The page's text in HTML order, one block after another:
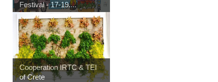
Festival - 17-19....
Cooperation IRTC & TEI
of Crete